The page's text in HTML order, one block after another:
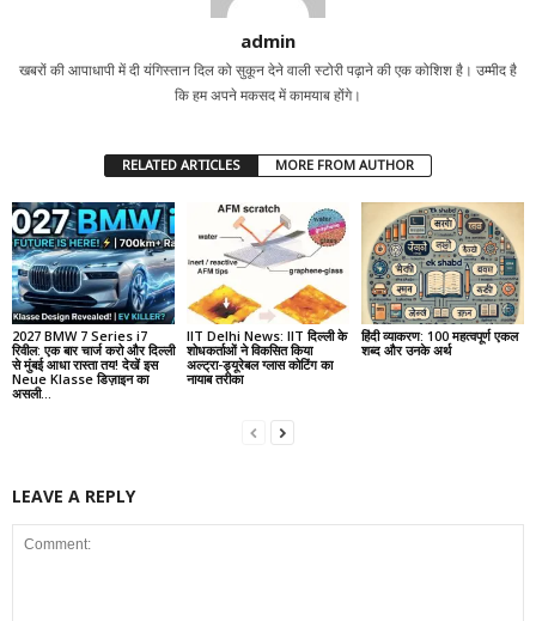
admin
खबरों की आपाधापी में दी यंगिस्तान दिल को सुकून देने वाली स्टोरी पढ़ाने की एक कोशिश है। उम्मीद है
कि हम अपने मकसद में कामयाब होंगे।
RELATED ARTICLES MORE FROM AUTHOR
2027 BMW 7 Series i7
रिवील: एक बार चार्ज करो और दिल्ली
से मुंबई आधा रास्ता तय! देखें इस
Neue Klasse डिज़ाइन का
असली...
IIT Delhi News: IIT दिल्ली के
शोधकर्ताओं ने विकसित किया
अल्ट्रा-ड्यूरेबल ग्लास कोटिंग का
नायाब तरीका
हिंदी व्याकरण: 100 महत्वपूर्ण एकल
शब्द और उनके अर्थ
LEAVE A REPLY